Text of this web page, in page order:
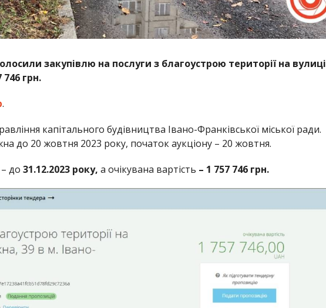
закупівлю на послуги з благоустрою території на вулиці
грн.
.
капітального будівництва Івано-Франківської міської ради.
до 20 жовтня 2023 року, початок аукціону – 20 жовтня.
до 31.12.2023 року, а очікувана вартість – 1 757 746 грн.